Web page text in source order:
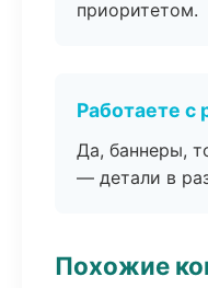
приоритетом.
Работаете с
Да, баннеры,
— детали в
Похожие